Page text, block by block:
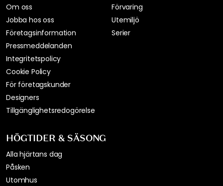
Om oss
Jobba hos oss
Företagsinformation
Pressmeddelanden
Integritetspolicy
Cookie Policy
För företagskunder
Designers
Tillgänglighetsredogörelse
Förvaring
Utemiljö
Serier
HÖGTIDER & SÄSONG
Alla hjärtans dag
Påsken
Utomhus